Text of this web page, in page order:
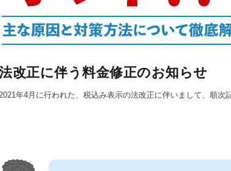
改正に伴う料金修正のお知らせ
年4月に行われた、税込み表示の法改正に伴いまして、順次